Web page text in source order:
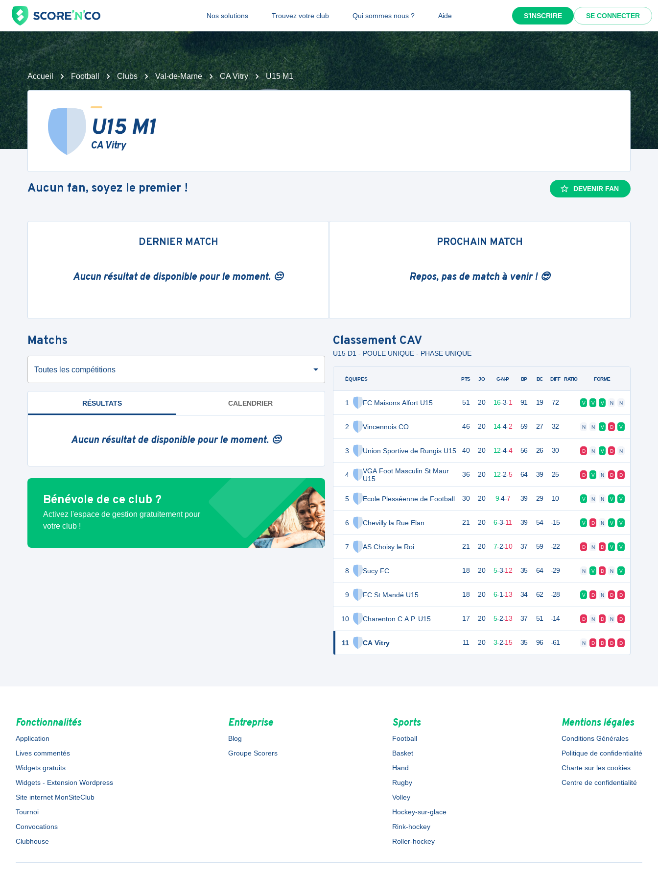
Nos solutions Trouvez votre club Qui sommes nous ? Aide S'INSCRIRE SE CONNECTER
Accueil Football Clubs Val-de-Marne CA Vitry U15 M1
U15 M1
CA Vitry
Aucun fan, soyez le premier ! DEVENIR FAN
DERNIER MATCH
Aucun résultat de disponible pour le moment. 😔
PROCHAIN MATCH
Repos, pas de match à venir ! 😎
Matchs
Toutes les compétitions
RÉSULTATS CALENDRIER
Aucun résultat de disponible pour le moment. 😔
Bénévole de ce club ?
Activez l'espace de gestion gratuitement pour
votre club !
Classement CAV
U15 D1 - POULE UNIQUE - PHASE UNIQUE
ÉQUIPES
1 FC Maisons Alfort U15
2 Vincennois CO
3 Union Sportive de Rungis U15
4
VGA Foot Masculin St Maur
U15
5 Ecole Plesséenne de Football
6 Chevilly la Rue Elan
7 AS Choisy le Roi
8 Sucy FC
9 FC St Mandé U15
10 Charenton C.A.P. U15
11 CA Vitry
PTS JO G-N-P BP BC DIFF RATIO FORME
51 20 16-3-1 91 19 72 V V V N N
46 20 14-4-2 59 27 32 N N V D V
40 20 12-4-4 56 26 30 D N V D N
36 20 12-2-5 64 39 25 D V N D D
30 20 9-4-7 39 29 10 V N N V V
21 20 6-3-11 39 54 -15 V D N V V
21 20 7-2-10 37 59 -22 D N D V V
18 20 5-3-12 35 64 -29 N V D N V
18 20 6-1-13 34 62 -28 V D N D D
17 20 5-2-13 37 51 -14 D N D N D
11 20 3-2-15 35 96 -61 N D D D D
Fonctionnalités
Application
Lives commentés
Widgets gratuits
Widgets - Extension Wordpress
Site internet MonSiteClub
Tournoi
Convocations
Clubhouse
Entreprise
Blog
Groupe Scorers
Sports
Football
Basket
Hand
Rugby
Volley
Hockey-sur-glace
Rink-hockey
Roller-hockey
Mentions légales
Conditions Générales
Politique de confidentialité
Charte sur les cookies
Centre de confidentialité